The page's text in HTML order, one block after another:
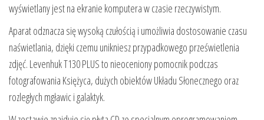
wyświetlany jest na ekranie komputera w czasie rzeczywistym.
Aparat odznacza się wysoką czułością i umożliwia dostosowanie czasu
naświetlania, dzięki czemu unikniesz przypadkowego prześwietlenia
zdjęć. Levenhuk T130 PLUS to nieoceniony pomocnik podczas
fotografowania Księżyca, dużych obiektów Układu Słonecznego oraz
rozległych mgławic i galaktyk.